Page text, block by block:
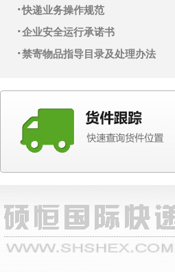
·快递业务操作规范
·企业安全运行承诺书
·禁寄物品指导目录及处理办法